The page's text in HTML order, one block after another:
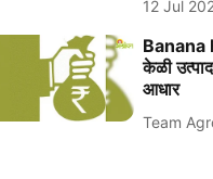
12 Jul
Banana
केळी
आधार
Team